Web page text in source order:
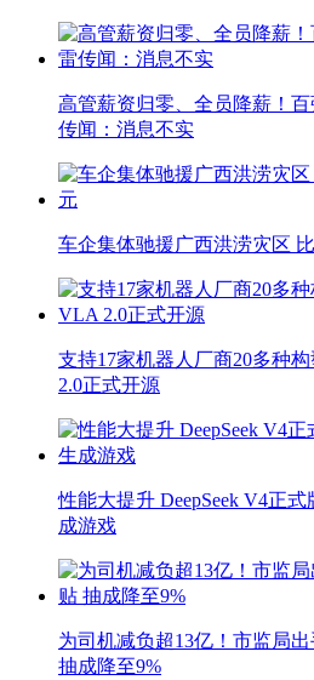
高管薪资归零、全员降薪！
传闻：消息不实
车企集体驰援广西洪涝灾区
支持17家机器人厂商20多种
2.0正式开源
性能大提升 DeepSeek V4正
成游戏
为司机减负超13亿！市监局
抽成降至9%